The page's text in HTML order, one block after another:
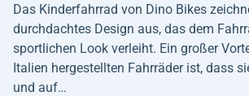
Das Kinderfahrrad von Dino Bikes
durchdachtes Design aus, das dem
sportlichen Look verleiht. Ein großer
Italien hergestellten Fahrräder ist, dass
und auf…